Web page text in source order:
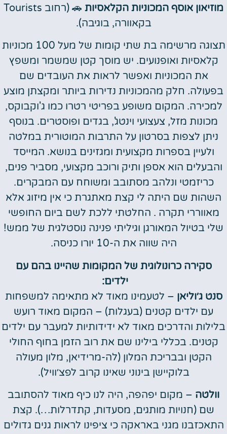
מוזיאון אוסף המכוניות הקלאסיות 🚗
(רחוב Tourists
בקאוורה, בוגיבה).
תצוגה מרשימה בת שתי קומות של מעל 100 מכוניות
קלאסיות ואופנועים. יש מוסך קטן שמשמר ומשפץ
את המכוניות ואפשר לראות את העובדים שם
בפעולה. חלק מהמכוניות נדירות ביותר ומקצתן מוצע
למכירה. המקום משופע בפריטי רטרו כמו ג'וקבוקס,
מכונות מזל, צעצועי וינטג', בגדים ופוסטרים. בנוסף
ניתן לצפות בסרטון על התרבות המוטורית במלטה
ולעיין בספרות מקצועית ומגזינים בנושא. המייסד
והבעלים הוא אספן ותיק ורוכב מקצועי, מסביר פנים,
כריזמטי ונלהב מסתובב ומשוחח עם המבקרים.
השהות שם היתה לי קצת מאתגרת כי אין מיזוג אלא
מאווררי תקרה . החלטתי ללכת לשם ביום החופשי
שלי בטיול המאורגן וגיליתי פנינה נוסטלגית של ממש!
היה שווה את ה-10 יורו כניסה.
סקירה כרונולוגית של המקומות שהיינו בהם עם
ילדים:
סנט ג׳וליאן – לטעמינו מאוד לא מתאימה למשפחות
עם ילדים קטנים (בעגלות) – המקום מאוד רועש
בלילות והדרכים מאוד לא ידידותיות למעבר עם ילדים
קטנים. בכללי בילינו שם את רוב הזמן בחוף החולי
הקטן ובבריכת המלון (לה-מרידיאן, מלון מעולה
בלוקיישן בינוני שאינו קרוב לפצ׳וויל).
וולטה – מקום יפהפה, היה לנו כיף מאוד להסתובב
שם (חנויות מותגים, מסעדות, קתדרלות…). קצת
התאכזבנו מגני באראקה כי ציפינו לראות גנים גדולים